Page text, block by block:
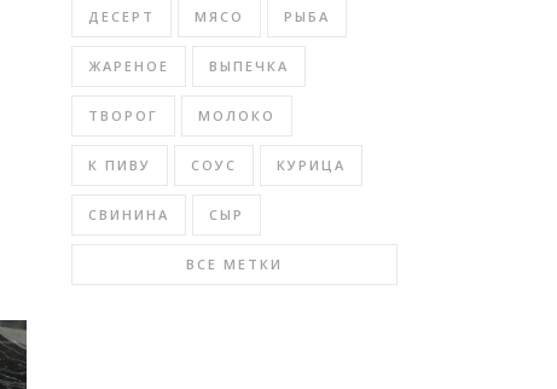
ДЕСЕРТ МЯСО РЫБА
ЖАРЕНОЕ ВЫПЕЧКА
ТВОРОГ МОЛОКО
К ПИВУ СОУС КУРИЦА
СВИНИНА СЫР
ВСЕ МЕТКИ